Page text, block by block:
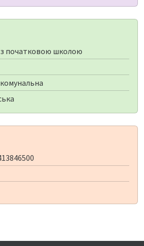
з початковою школою
комунальна